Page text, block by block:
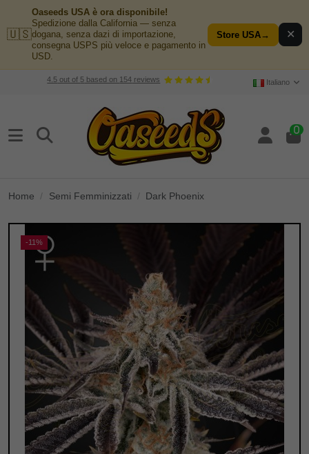
🇺🇸
Oaseeds USA è ora disponibile!
Spedizione dalla California — senza
dogana, senza dazi di importazione,
consegna USPS più veloce e pagamento in
USD.
Store USA→ ✕
4.5 out of 5 based on 154 reviews Italiano
0
Home Semi Femminizzati Dark Phoenix
-11%